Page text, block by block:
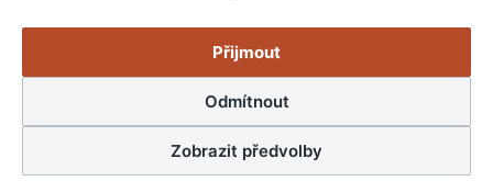
Přijmout
Odmítnout
Zobrazit předvolby
© Copyright 2006 - 2026 Zserver s.r.o.